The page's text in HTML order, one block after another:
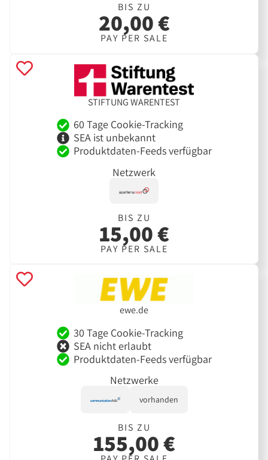
BIS ZU
20,00 €
PAY PER SALE
STIFTUNG WARENTEST
60 Tage Cookie-Tracking
SEA ist unbekannt
Produktdaten-Feeds verfügbar
Netzwerk
BIS ZU
15,00 €
PAY PER SALE
ewe.de
30 Tage Cookie-Tracking
SEA nicht erlaubt
Produktdaten-Feeds verfügbar
Netzwerke
vorhanden
BIS ZU
155,00 €